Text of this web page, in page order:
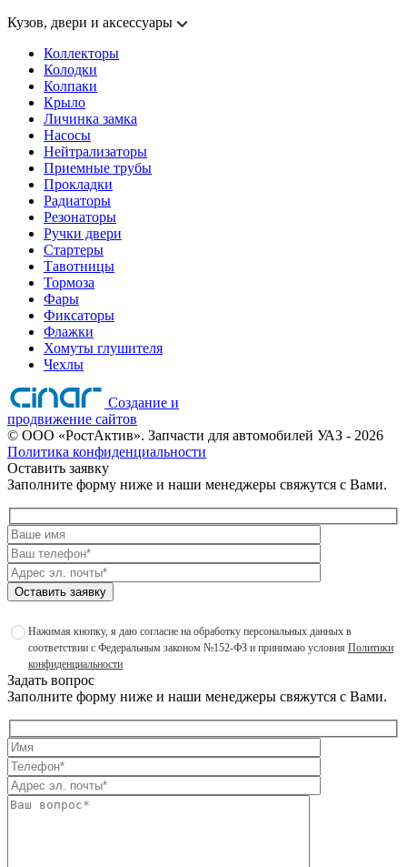
Кузов, двери и аксессуары
Коллекторы
Колодки
Колпаки
Крыло
Личинка замка
Насосы
Нейтрализаторы
Приемные трубы
Прокладки
Радиаторы
Резонаторы
Ручки двери
Стартеры
Тавотницы
Тормоза
Фары
Фиксаторы
Флажки
Хомуты глушителя
Чехлы
Создание и
продвижение сайтов
© ООО «РостАктив». Запчасти для автомобилей УАЗ - 2026
Политика конфиденциальности
Оставить заявку
Заполните форму ниже и наши менеджеры свяжутся с Вами.
Оставить заявку
Нажимая кнопку, я даю согласие на обработку персональных данных в
соответствии с Федеральным законом №152-ФЗ и принимаю условия Политики
конфиденциальности
Задать вопрос
Заполните форму ниже и наши менеджеры свяжутся с Вами.